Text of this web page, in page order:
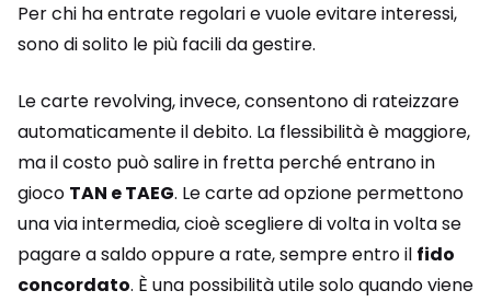
Per chi ha entrate regolari e vuole evitare interessi,
sono di solito le più facili da gestire.
Le carte revolving, invece, consentono di rateizzare
automaticamente il debito. La flessibilità è maggiore,
ma il costo può salire in fretta perché entrano in
gioco TAN e TAEG. Le carte ad opzione permettono
una via intermedia, cioè scegliere di volta in volta se
pagare a saldo oppure a rate, sempre entro il fido
concordato. È una possibilità utile solo quando viene